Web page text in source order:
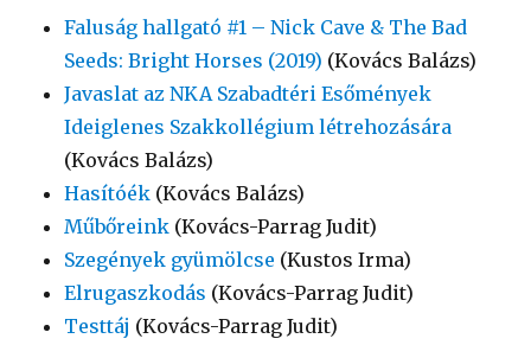
Faluság hallgató #1 – Nick Cave & The Bad
Seeds: Bright Horses (2019) (Kovács Balázs)
Javaslat az NKA Szabadtéri Esőmények
Ideiglenes Szakkollégium létrehozására
(Kovács Balázs)
Hasítóék (Kovács Balázs)
Műbőreink (Kovács-Parrag Judit)
Szegények gyümölcse (Kustos Irma)
Elrugaszkodás (Kovács-Parrag Judit)
Testtáj (Kovács-Parrag Judit)